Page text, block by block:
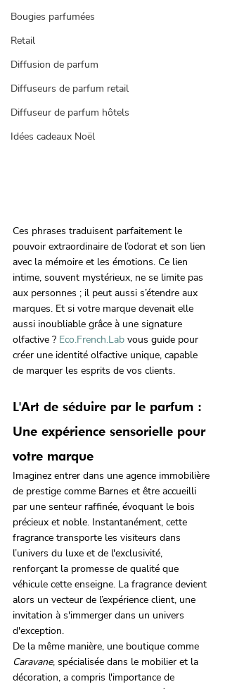
Bougies parfumées
Retail
Diffusion de parfum
Diffuseurs de parfum retail
Diffuseur de parfum hôtels
Idées cadeaux Noël
Ces phrases traduisent parfaitement le
pouvoir extraordinaire de l’odorat et son lien
avec la mémoire et les émotions. Ce lien
intime, souvent mystérieux, ne se limite pas
aux personnes ; il peut aussi s’étendre aux
marques. Et si votre marque devenait elle
aussi inoubliable grâce à une signature
olfactive ? Eco.French.Lab vous guide pour
créer une identité olfactive unique, capable
de marquer les esprits de vos clients.
L'Art de séduire par le parfum :
Une expérience sensorielle pour
votre marque
Imaginez entrer dans une agence immobilière
de prestige comme Barnes et être accueilli
par une senteur raffinée, évoquant le bois
précieux et noble. Instantanément, cette
fragrance transporte les visiteurs dans
l’univers du luxe et de l'exclusivité,
renforçant la promesse de qualité que
véhicule cette enseigne. La fragrance devient
alors un vecteur de l’expérience client, une
invitation à s'immerger dans un univers
d'exception.
De la même manière, une boutique comme
Caravane, spécialisée dans le mobilier et la
décoration, a compris l'importance de